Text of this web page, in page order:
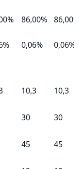
86,00% 86,00%
0,06% 0,06%
10,3 10,3
30 30
45 45